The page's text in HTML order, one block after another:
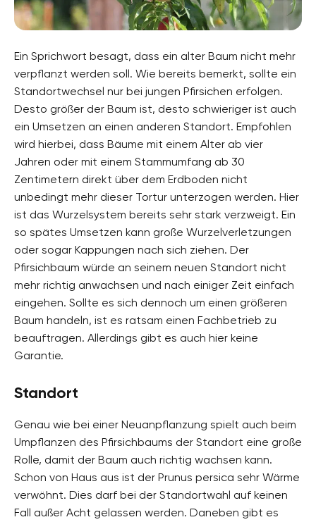
Ein Sprichwort besagt, dass ein alter Baum nicht mehr
verpflanzt werden soll. Wie bereits bemerkt, sollte ein
Standortwechsel nur bei jungen Pfirsichen erfolgen.
Desto größer der Baum ist, desto schwieriger ist auch
ein Umsetzen an einen anderen Standort. Empfohlen
wird hierbei, dass Bäume mit einem Alter ab vier
Jahren oder mit einem Stammumfang ab 30
Zentimetern direkt über dem Erdboden nicht
unbedingt mehr dieser Tortur unterzogen werden. Hier
ist das Wurzelsystem bereits sehr stark verzweigt. Ein
so spätes Umsetzen kann große Wurzelverletzungen
oder sogar Kappungen nach sich ziehen. Der
Pfirsichbaum würde an seinem neuen Standort nicht
mehr richtig anwachsen und nach einiger Zeit einfach
eingehen. Sollte es sich dennoch um einen größeren
Baum handeln, ist es ratsam einen Fachbetrieb zu
beauftragen. Allerdings gibt es auch hier keine
Garantie.
Standort
Genau wie bei einer Neuanpflanzung spielt auch beim
Umpflanzen des Pfirsichbaums der Standort eine große
Rolle, damit der Baum auch richtig wachsen kann.
Schon von Haus aus ist der Prunus persica sehr Wärme
verwöhnt. Dies darf bei der Standortwahl auf keinen
Fall außer Acht gelassen werden. Daneben gibt es